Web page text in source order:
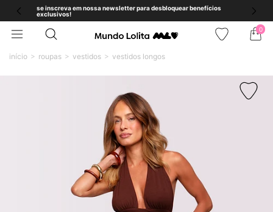
se inscreva em nossa newsletter para desbloquear benefícios
exclusivos!
0
início roupas vestidos vestidos longos